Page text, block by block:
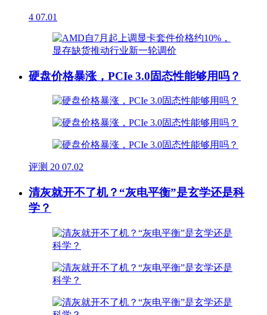
4 07.01
硬盘价格暴涨，PCIe 3.0固态性能够用吗？
评测 20 07.02
清灰就开不了机？“灰电平衡”是玄学还是科
学？